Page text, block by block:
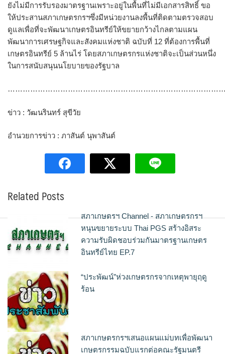
ยังไม่มีการรับรองมาตรฐานเพราะอยู่ในพื้นที่ไม่มีเอกสารสิทธิ์ ขอ
ให้ประสานสภาเกษตรกรฯซึ่งมีหน่วยงานลงพื้นที่ติดตามตรวจสอบ
ดูแลเพื่อที่จะพัฒนาเกษตรอินทรีย์ให้ขยายกว้างไกลตามแผน
พัฒนาการเศรษฐกิจและสังคมแห่งชาติ ฉบับที่ 12 ที่ต้องการพื้นที่
เกษตรอินทรีย์ 5 ล้านไร่ โดยสภาเกษตรกรแห่งชาติจะเป็นส่วนหนึ่ง
ในการสนับสนุนนโยบายของรัฐบาล
ข่าว : วัฒนรินทร์ สุขีวัย
อำนวยการข่าว : ภาสันต์ นุพาสันต์
Related Posts
สภาเกษตรฯ Channel - สภาเกษตรกรฯ
หนุนขยายระบบ Thai PGS สร้างอิสระ
ความรับผิดชอบร่วมกันมาตรฐานเกษตร
อินทรีย์ไทย EP.7
“ประพัฒน์”ห่วงเกษตรกรจากเหตุพายุฤดู
ร้อน
สภาเกษตรกรฯเสนอแผนแม่บทเพื่อพัฒนา
เกษตรกรรมฉบับแรกต่อคณะรัฐมนตรี